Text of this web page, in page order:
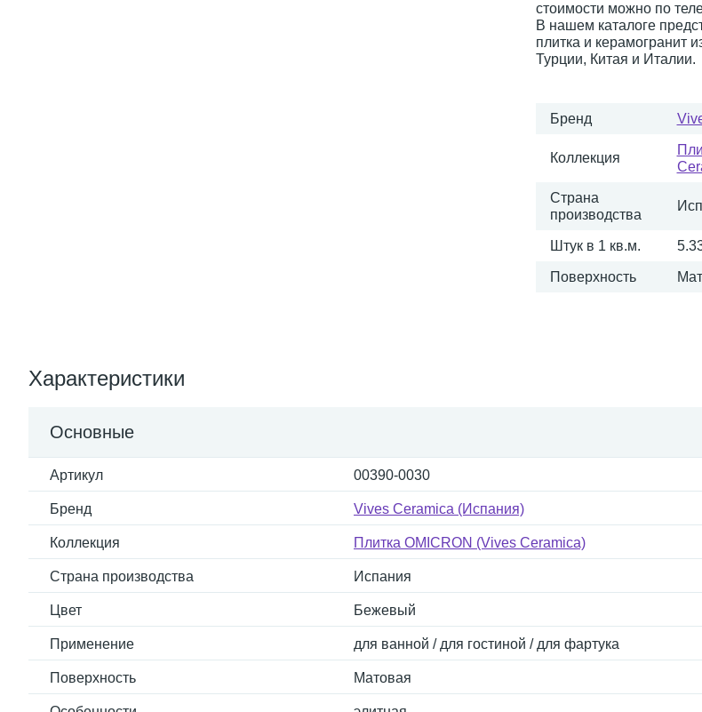
стоимости можно по
В нашем каталоге
плитка и керамогранит
Турции, Китая и Италии.
Бренд
Коллекция
Страна
производства
Штук в 1 кв.м.
Поверхность
Характеристики
Основные
Артикул 00390-0030
Бренд Vives Ceramica (Испания)
Коллекция Плитка OMICRON (Vives Ceramica)
Страна производства Испания
Цвет Бежевый
Применение для ванной / для гостиной / для фартука
Поверхность Матовая